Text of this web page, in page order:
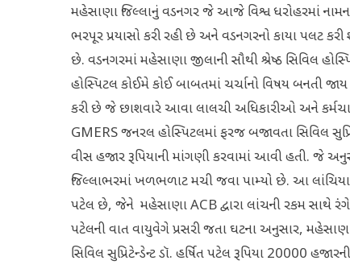
મહેસાણા જિલ્લાનું વડનગર જે આજે વિશ્વ ધરોહરમાં
ભરપૂર પ્રયાસો કરી રહી છે અને વડનગરનો કાયા પલટ
છે. વડનગરમાં મહેસાણા જીલાની સૌથી શ્રેષ્ઠ સિવિલ
હોસ્પિટલ કોઈમે કોઈ બાબતમાં ચર્ચાનો વિષય બનતી
કરી છે જે છાશવારે આવા લાલચી અધિકારીઓ અને
GMERS જનરલ હોસ્પિટલમાં ફરજ બજાવતા સિવિલ
વીસ હજાર રૂપિયાની માંગણી કરવામાં આવી હતી. જે
જિલ્લાભરમાં ખળભળાટ મચી જવા પામ્યો છે. આ લાંચિયા
પટેલ છે, જેને મહેસાણા ACB દ્વારા લાંચની રકમ સાથે
પટેલની વાત વાયુવેગે પ્રસરી જતા ઘટના અનુસાર,
સિવિલ સુપ્રિટેન્ડેન્ટ ડૉ. હર્ષિત પટેલ રૂપિયા 20000